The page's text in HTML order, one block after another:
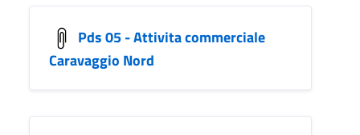
Pds 05 - Attivita commerciale
Caravaggio Nord